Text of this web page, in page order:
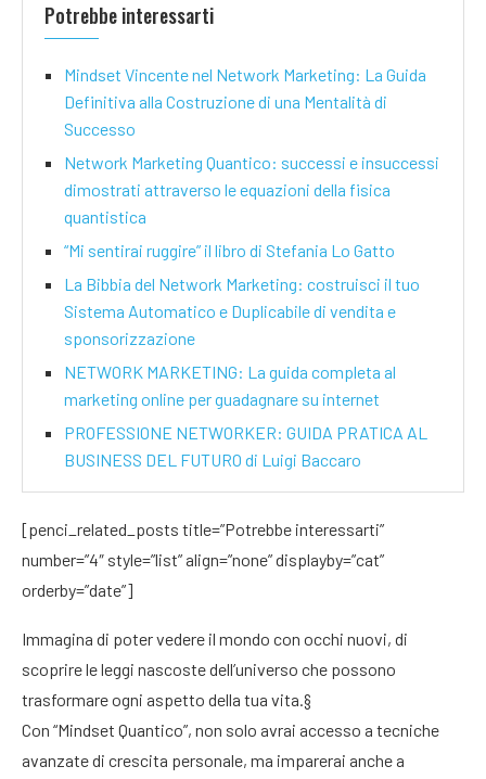
Potrebbe interessarti
Mindset Vincente nel Network Marketing: La Guida
Definitiva alla Costruzione di una Mentalità di
Successo
Network Marketing Quantico: successi e insuccessi
dimostrati attraverso le equazioni della fisica
quantistica
“Mi sentirai ruggire” il libro di Stefania Lo Gatto
La Bibbia del Network Marketing: costruisci il tuo
Sistema Automatico e Duplicabile di vendita e
sponsorizzazione
NETWORK MARKETING: La guida completa al
marketing online per guadagnare su internet
PROFESSIONE NETWORKER: GUIDA PRATICA AL
BUSINESS DEL FUTURO di Luigi Baccaro
[penci_related_posts title=”Potrebbe interessarti”
number=”4″ style=”list” align=”none” displayby=”cat”
orderby=”date”]
Immagina di poter vedere il mondo con occhi nuovi, di
scoprire le leggi nascoste dell’universo che possono
trasformare ogni aspetto della tua vita.§
Con “Mindset Quantico”, non solo avrai accesso a tecniche
avanzate di crescita personale, ma imparerai anche a